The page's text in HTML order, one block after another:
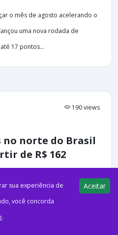
o mês de agosto acelerando o
uma nova rodada de
17 pontos...
190 views
norte do Brasil
de R$ 162
sua experiência de
você concorda
.
Aceitar